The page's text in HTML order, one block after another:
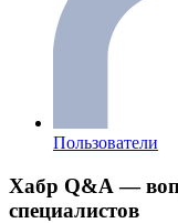
Пользователи
Хабр Q&A —
специалистов